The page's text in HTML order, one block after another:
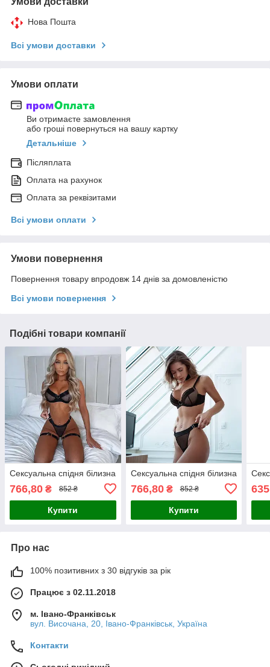
Нова Пошта
Всі умови доставки
Умови оплати
Ви отримаєте замовлення
або гроші повернуться на вашу картку
Детальніше
Післяплата
Оплата на рахунок
Оплата за реквізитами
Всі умови оплати
Умови повернення
Повернення товару впродовж 14 днів за домовленістю
Всі умови повернення
Подібні товари компанії
Сексуальна спідня білизна
766,80 ₴ 852 ₴
Купити
Сексуальна спідня білизна
766,80₴ 852 ₴
Купити
Про нас
100% позитивних з 30 відгуків за рік
Працює з 02.11.2018
м. Івано-Франківськ
вул. Височана, 20, Івано-Франківськ, Україна
Контакти